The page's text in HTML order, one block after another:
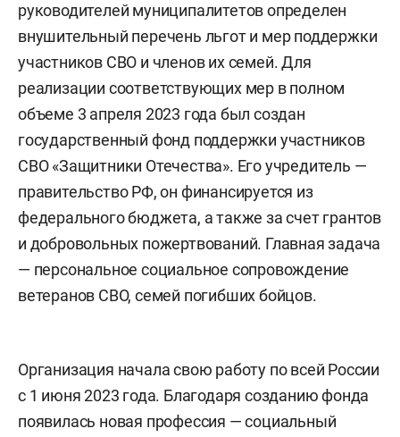
руководителей муниципалитетов определен
внушительный перечень льгот и мер поддержки
участников СВО и членов их семей. Для
реализации соответствующих мер в полном
объеме 3 апреля 2023 года был создан
государственный фонд поддержки участников
СВО «Защитники Отечества». Его учредитель —
правительство РФ, он финансируется из
федерального бюджета, а также за счет грантов
и добровольных пожертвований. Главная задача
— персональное социальное сопровождение
ветеранов СВО, семей погибших бойцов.
Организация начала свою работу по всей России
с 1 июня 2023 года. Благодаря созданию фонда
появилась новая профессия — социальный